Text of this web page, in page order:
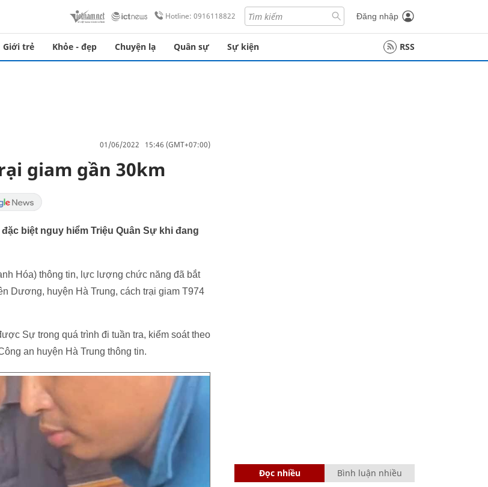
Hotline: 0916118822 Đăng nhập
Giới trẻ Khỏe - đẹp Chuyện lạ Quân sự Sự kiện RSS
01/06/2022 15:46 (GMT+07:00)
giam gần 30km
biệt nguy hiểm Triệu Quân Sự khi đang
Hóa) thông tin, lực lượng chức năng đã bắt
Dương, huyện Hà Trung, cách trại giam T974
Sự trong quá trình đi tuần tra, kiểm soát theo
an huyện Hà Trung thông tin.
Đọc nhiều Bình luận nhiều